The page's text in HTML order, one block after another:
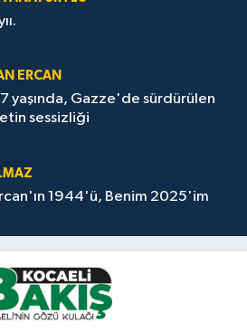
ERCAN
yaşında, Gazze'de sürdürülen
sessizliği
1944'ü, Benim 2025'im